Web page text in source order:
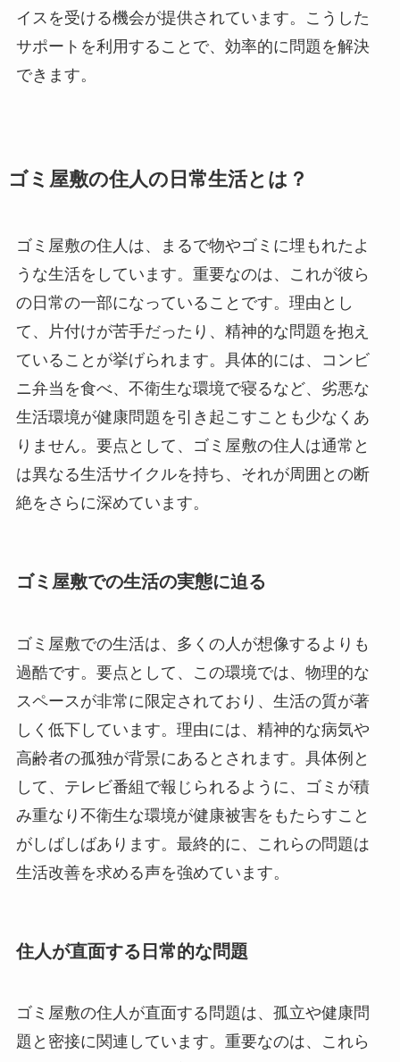
イスを受ける機会が提供されています。こうした
サポートを利用することで、効率的に問題を解決
できます。
ゴミ屋敷の住人の日常生活とは？
ゴミ屋敷の住人は、まるで物やゴミに埋もれたよ
うな生活をしています。重要なのは、これが彼ら
の日常の一部になっていることです。理由とし
て、片付けが苦手だったり、精神的な問題を抱え
ていることが挙げられます。具体的には、コンビ
ニ弁当を食べ、不衛生な環境で寝るなど、劣悪な
生活環境が健康問題を引き起こすことも少なくあ
りません。要点として、ゴミ屋敷の住人は通常と
は異なる生活サイクルを持ち、それが周囲との断
絶をさらに深めています。
ゴミ屋敷での生活の実態に迫る
ゴミ屋敷での生活は、多くの人が想像するよりも
過酷です。要点として、この環境では、物理的な
スペースが非常に限定されており、生活の質が著
しく低下しています。理由には、精神的な病気や
高齢者の孤独が背景にあるとされます。具体例と
して、テレビ番組で報じられるように、ゴミが積
み重なり不衛生な環境が健康被害をもたらすこと
がしばしばあります。最終的に、これらの問題は
生活改善を求める声を強めています。
住人が直面する日常的な問題
ゴミ屋敷の住人が直面する問題は、孤立や健康問
題と密接に関連しています。重要なのは、これら